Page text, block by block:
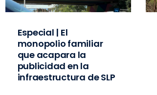
Especial | El
monopolio familiar
que acapara la
publicidad en la
infraestructura de SLP